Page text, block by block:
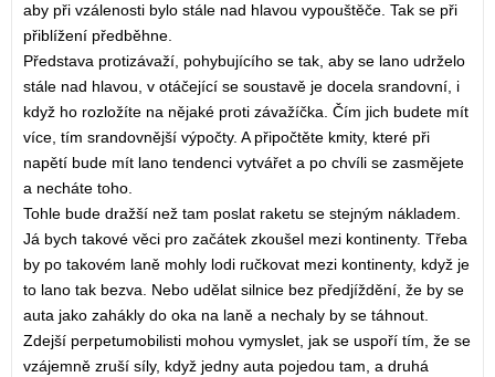
aby při vzálenosti bylo stále nad hlavou vypouštěče. Tak se při
přiblížení předběhne.
Představa protizávaží, pohybujícího se tak, aby se lano udrželo
stále nad hlavou, v otáčející se soustavě je docela srandovní, i
když ho rozložíte na nějaké proti závažíčka. Čím jich budete mít
více, tím srandovnější výpočty. A připočtěte kmity, které při
napětí bude mít lano tendenci vytvářet a po chvíli se zasmějete
a necháte toho.
Tohle bude dražší než tam poslat raketu se stejným nákladem.
Já bych takové věci pro začátek zkoušel mezi kontinenty. Třeba
by po takovém laně mohly lodi ručkovat mezi kontinenty, když je
to lano tak bezva. Nebo udělat silnice bez předjíždění, že by se
auta jako zahákly do oka na laně a nechaly by se táhnout.
Zdejší perpetumobilisti mohou vymyslet, jak se uspoří tím, že se
vzájemně zruší síly, když jedny auta pojedou tam, a druhá